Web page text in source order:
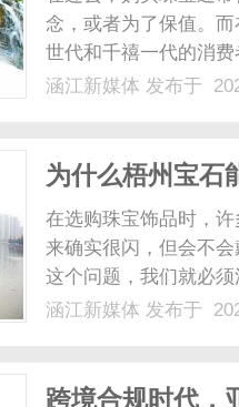
念，或者为了保值。
世代和千禧一代的消
倾向于根据当天的穿
涵江新媒体 发布于
为什么梧州宝石
在选购珠宝饰品时，
来确实很闪，但会不
这个问题，我们就必
璨，从材料科学的角
涵江新媒体 发布于
跨境合规时代，